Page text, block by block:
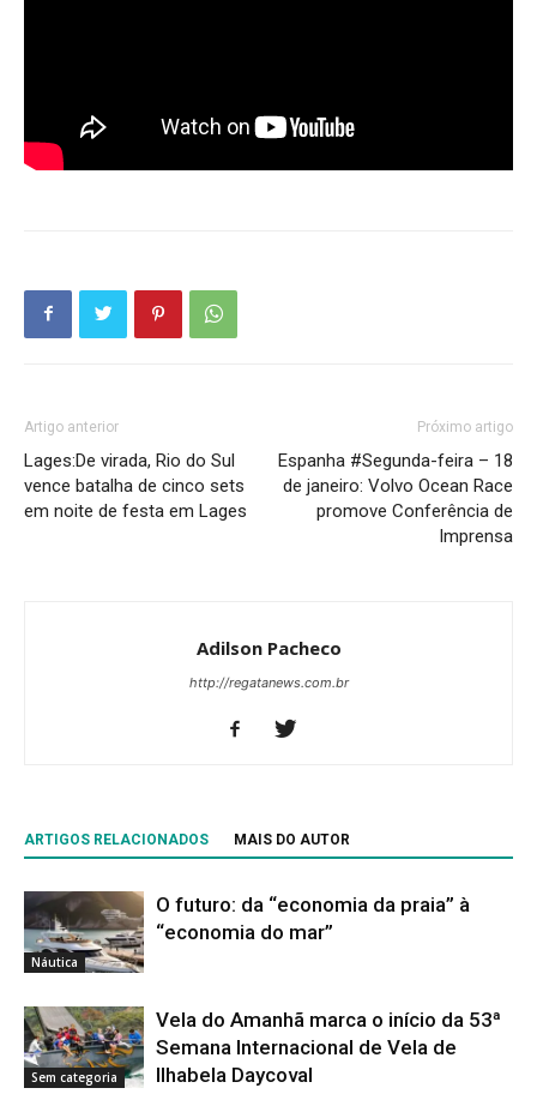
Artigo anterior
Lages:De virada, Rio do Sul
vence batalha de cinco sets
em noite de festa em Lages
Próximo artigo
Espanha #Segunda-feira – 18
de janeiro: Volvo Ocean Race
promove Conferência de
Imprensa
Adilson Pacheco
http://regatanews.com.br
ARTIGOS RELACIONADOS MAIS DO AUTOR
Náutica
O futuro: da “economia da praia” à
“economia do mar”
Sem categoria
Vela do Amanhã marca o início da 53ª
Semana Internacional de Vela de
Ilhabela Daycoval